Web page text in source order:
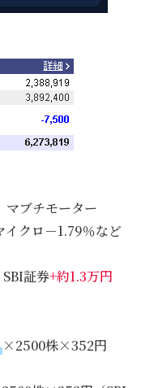
マブチモーター
クロ－1.79％など
証券+約1.3万円
×2500株×352円